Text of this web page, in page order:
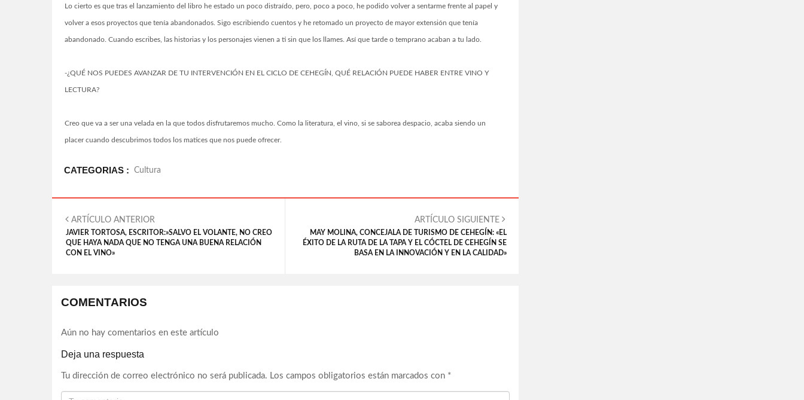
Lo cierto es que tras el lanzamiento del libro he estado un poco distraído, pero, poco a poco, he podido volver a sentarme frente al papel y
volver a esos proyectos que tenía abandonados. Sigo escribiendo cuentos y he retomado un proyecto de mayor extensión que tenía
abandonado. Cuando escribes, las historias y los personajes vienen a ti sin que los llames. Así que tarde o temprano acaban a tu lado.
-¿QUÉ NOS PUEDES AVANZAR DE TU INTERVENCIÓN EN EL CICLO DE CEHEGÍN, QUÉ RELACIÓN PUEDE HABER ENTRE VINO Y
LECTURA?
Creo que va a ser una velada en la que todos disfrutaremos mucho. Como la literatura, el vino, si se saborea despacio, acaba siendo un
placer cuando descubrimos todos los matices que nos puede ofrecer.
CATEGORIAS : Cultura
ARTÍCULO ANTERIOR
JAVIER TORTOSA, ESCRITOR:»SALVO EL VOLANTE, NO CREO
QUE HAYA NADA QUE NO TENGA UNA BUENA RELACIÓN
CON EL VINO»
ARTÍCULO SIGUIENTE
MAY MOLINA, CONCEJALA DE TURISMO DE CEHEGÍN: «EL
ÉXITO DE LA RUTA DE LA TAPA Y EL CÓCTEL DE CEHEGÍN SE
BASA EN LA INNOVACIÓN Y EN LA CALIDAD»
COMENTARIOS
Aún no hay comentarios en este artículo
Deja una respuesta
Tu dirección de correo electrónico no será publicada. Los campos obligatorios están marcados con *